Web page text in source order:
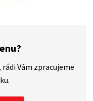
Vám zpracujeme